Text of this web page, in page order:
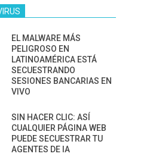
EL MALWARE MÁS
PELIGROSO EN
LATINOAMÉRICA ESTÁ
SECUESTRANDO
SESIONES BANCARIAS EN
VIVO
SIN HACER CLIC: ASÍ
CUALQUIER PÁGINA WEB
PUEDE SECUESTRAR TU
AGENTES DE IA